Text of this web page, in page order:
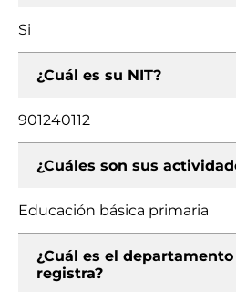
Si
¿Cuál es su NIT?
901240112
¿Cuáles son sus
Educación básica primaria
¿Cuál es el
registra?